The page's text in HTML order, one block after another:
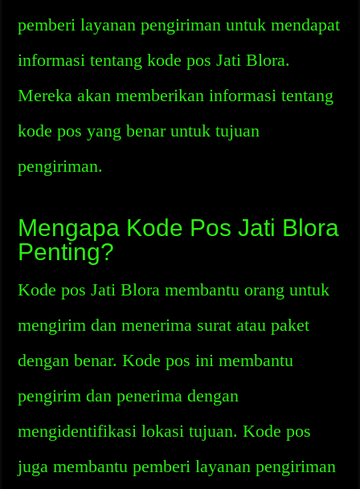
pemberi layanan pengiriman untuk mendapat
informasi tentang kode pos Jati Blora.
Mereka akan memberikan informasi tentang
kode pos yang benar untuk tujuan
pengiriman.
Mengapa Kode Pos Jati Blora
Penting?
Kode pos Jati Blora membantu orang untuk
mengirim dan menerima surat atau paket
dengan benar. Kode pos ini membantu
pengirim dan penerima dengan
mengidentifikasi lokasi tujuan. Kode pos
juga membantu pemberi layanan pengiriman